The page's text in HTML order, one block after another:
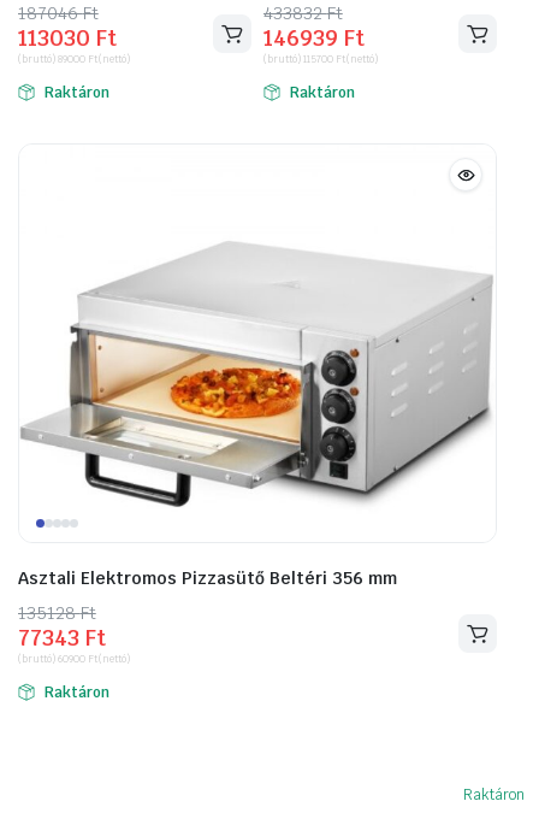
187046Ft
Original
price
was:
187046 Ft.
113030 Ft
Current
price
is:
113030 Ft.
(bruttó)89000 Ft(nettó)
Raktáron
433832Ft
Original
price
was:
433832 Ft.
146939 Ft
Current
price
is:
146939 Ft.
(bruttó)115700 Ft(nettó)
Raktáron
Asztali Elektromos Pizzasütő Beltéri 356 mm
135128Ft
Original
price
was:
135128 Ft.
77343 Ft
Current
price
is:
77343 Ft.
(bruttó)60900 Ft(nettó)
Raktáron
Raktáron